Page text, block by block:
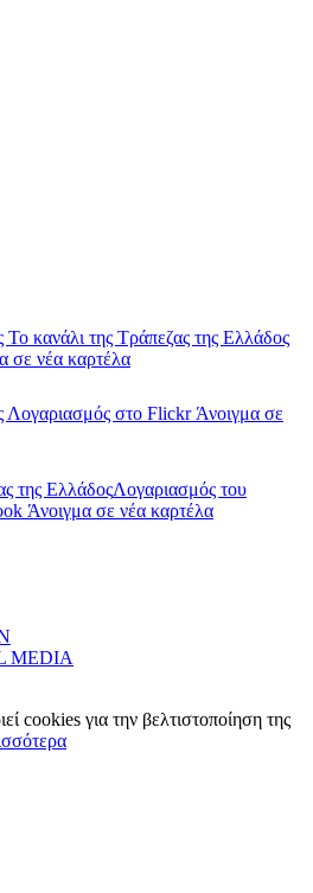
Το κανάλι της Τράπεζας της Ελλάδος
σε νέα καρτέλα
Λογαριασμός στο FlickrΆνοιγμα σε
της ΕλλάδοςΛογαριασμός του
Άνοιγμα σε νέα καρτέλα
MEDIA
cookies για την βελτιστοποίηση της